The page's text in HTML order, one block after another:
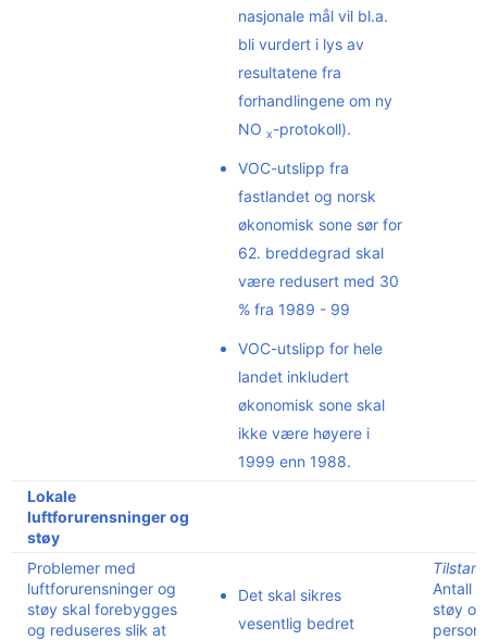
nasjonale mål vil bl.a.
bli vurdert i lys av
resultatene fra
forhandlingene om ny
NO x-protokoll).
VOC-utslipp fra
fastlandet og norsk
økonomisk sone sør for
62. breddegrad skal
være redusert med 30
% fra 1989 - 99
VOC-utslipp for hele
landet inkludert
økonomisk sone skal
ikke være høyere i
1999 enn 1988.
Lokale
luftforurensninger og
støy
Problemer med
luftforurensninger og
støy skal forebygges
og reduseres slik at
Det skal sikres
vesentlig bedret
Antall
støy